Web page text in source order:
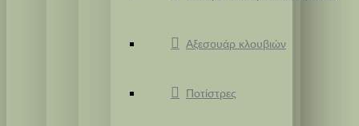
Αξεσουάρ κλουβιών
Ποτίστρες